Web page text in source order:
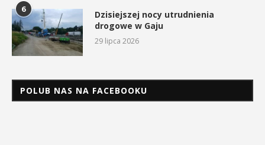
6
Dzisiejszej nocy utrudnienia
drogowe w Gaju
29 lipca 2026
POLUB NAS NA FACEBOOKU